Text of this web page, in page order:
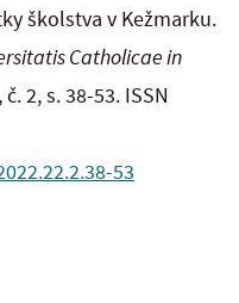
školstva v Kežmarku.
Catholicae in
2, s. 38-53. ISSN
53